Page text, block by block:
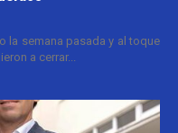
la semana pasada y al toque
a cerrar...